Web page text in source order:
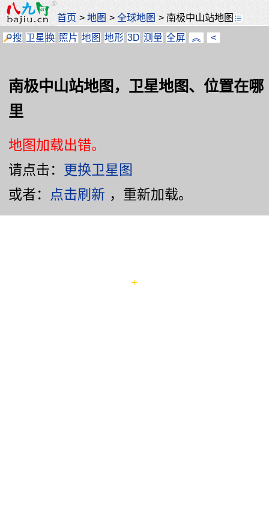
首页 >地图 >全球地图 > 南极中山站地图
搜 卫星换 照片 地图 地形 3D 测量 全屏 ︽ <
南极中山站地图，卫星地图、位置在哪
里
地图加载出错。
请点击： 更换卫星图
或者：
点击刷新 ，重新加载。